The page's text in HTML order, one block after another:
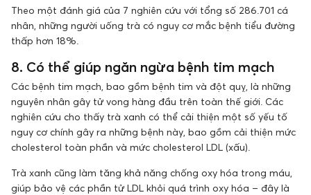
Theo một đánh giá của 7 nghiên cứu với tổng số 286.701 cá
nhân, những người uống trà có nguy cơ mắc bệnh tiểu đường
thấp hơn 18%.
8. Có thể giúp ngăn ngừa bệnh tim mạch
Các bệnh tim mạch, bao gồm bệnh tim và đột quỵ, là những
nguyên nhân gây tử vong hàng đầu trên toàn thế giới. Các
nghiên cứu cho thấy trà xanh có thể cải thiện một số yếu tố
nguy cơ chính gây ra những bệnh này, bao gồm cải thiện mức
cholesterol toàn phần và mức cholesterol LDL (xấu).
Trà xanh cũng làm tăng khả năng chống oxy hóa trong máu,
giúp bảo vệ các phần tử LDL khỏi quá trình oxy hóa – đây là